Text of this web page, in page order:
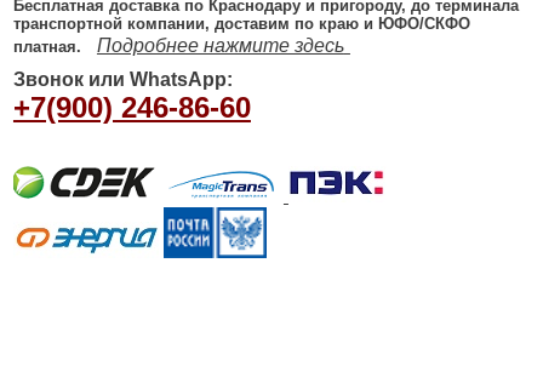
Бесплатная доставка по Краснодару и пригороду, до терминала
транспортной компании, доставим по краю и ЮФО/СКФО
платная.
Подробнее нажмите здесь
Звонок или WhatsApp:
+7(900) 246-86-60